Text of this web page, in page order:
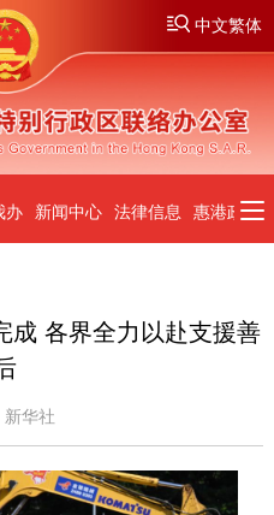
中文繁体
办 新闻中心 法律信息 惠港政策
成 各界全力以赴支援善
华社